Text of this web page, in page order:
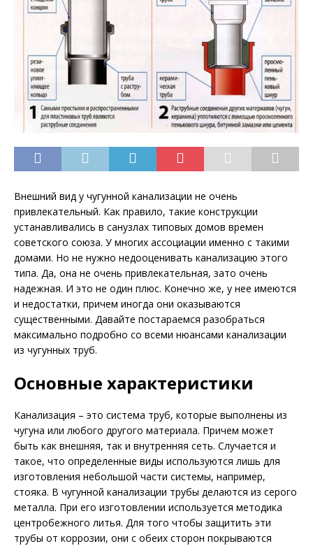
Внешний вид у чугунной канализации не очень
привлекательный. Как правило, такие конструкции
устанавливались в санузлах типовых домов времен
советского союза. У многих ассоциации именно с такими
домами. Но не нужно недооценивать канализацию этого
типа. Да, она не очень привлекательная, зато очень
надежная. И это не один плюс. Конечно же, у нее имеются
и недостатки, причем иногда они оказываются
существенными. Давайте постараемся разобраться
максимально подробно со всеми нюансами канализации
из чугунных труб.
Основные характеристики
Канализация – это система труб, которые выполнены из
чугуна или любого другого материала. Причем может
быть как внешняя, так и внутренняя сеть. Случается и
такое, что определенные виды используются лишь для
изготовления небольшой части системы, например,
стояка. В чугунной канализации трубы делаются из серого
металла. При его изготовлении используется методика
центробежного литья. Для того чтобы защитить эти
трубы от коррозии, они с обеих сторон покрываются